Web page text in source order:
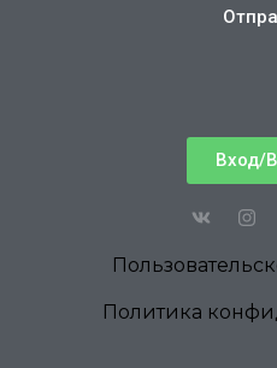
Вход/
Политика